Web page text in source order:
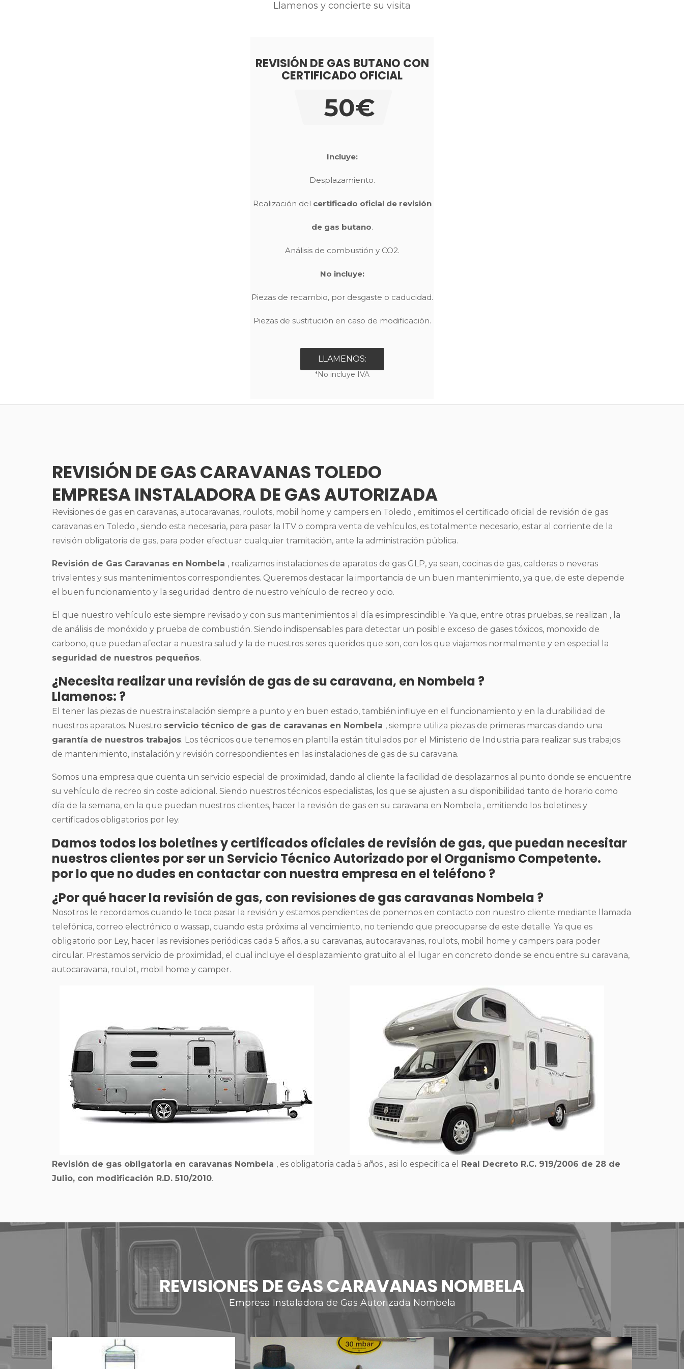
Llamenos y concierte su visita
REVISIÓN DE GAS BUTANO CON
CERTIFICADO OFICIAL
50€
Incluye:
Desplazamiento.
Realización del certificado oficial de revisión
de gas butano.
Análisis de combustión y CO2.
No incluye:
Piezas de recambio, por desgaste o caducidad.
Piezas de sustitución en caso de modificación.
LLAMENOS:
*No incluye IVA
REVISIÓN DE GAS CARAVANAS TOLEDO
EMPRESA INSTALADORA DE GAS AUTORIZADA
Revisiones de gas en caravanas, autocaravanas, roulots, mobil home y campers en Toledo , emitimos el certificado oficial de revisión de gas
caravanas en Toledo , siendo esta necesaria, para pasar la ITV o compra venta de vehículos, es totalmente necesario, estar al corriente de la
revisión obligatoria de gas, para poder efectuar cualquier tramitación, ante la administración pública.
Revisión de Gas Caravanas en Nombela , realizamos instalaciones de aparatos de gas GLP, ya sean, cocinas de gas, calderas o neveras
trivalentes y sus mantenimientos correspondientes. Queremos destacar la importancia de un buen mantenimiento, ya que, de este depende
el buen funcionamiento y la seguridad dentro de nuestro vehículo de recreo y ocio.
El que nuestro vehículo este siempre revisado y con sus mantenimientos al día es imprescindible. Ya que, entre otras pruebas, se realizan , la
de análisis de monóxido y prueba de combustión. Siendo indispensables para detectar un posible exceso de gases tóxicos, monoxido de
carbono, que puedan afectar a nuestra salud y la de nuestros seres queridos que son, con los que viajamos normalmente y en especial la
seguridad de nuestros pequeños.
¿Necesita realizar una revisión de gas de su caravana, en Nombela ?
Llamenos: ?
El tener las piezas de nuestra instalación siempre a punto y en buen estado, también influye en el funcionamiento y en la durabilidad de
nuestros aparatos. Nuestro servicio técnico de gas de caravanas en Nombela , siempre utiliza piezas de primeras marcas dando una
garantía de nuestros trabajos. Los técnicos que tenemos en plantilla están titulados por el Ministerio de Industria para realizar sus trabajos
de mantenimiento, instalación y revisión correspondientes en las instalaciones de gas de su caravana.
Somos una empresa que cuenta un servicio especial de proximidad, dando al cliente la facilidad de desplazarnos al punto donde se encuentre
su vehículo de recreo sin coste adicional. Siendo nuestros técnicos especialistas, los que se ajusten a su disponibilidad tanto de horario como
día de la semana, en la que puedan nuestros clientes, hacer la revisión de gas en su caravana en Nombela , emitiendo los boletines y
certificados obligatorios por ley.
Damos todos los boletines y certificados oficiales de revisión de gas, que puedan necesitar
nuestros clientes por ser un Servicio Técnico Autorizado por el Organismo Competente.
por lo que no dudes en contactar con nuestra empresa en el teléfono ?
¿Por qué hacer la revisión de gas, con revisiones de gas caravanas Nombela ?
Nosotros le recordamos cuando le toca pasar la revisión y estamos pendientes de ponernos en contacto con nuestro cliente mediante llamada
telefónica, correo electrónico o wassap, cuando esta próxima al vencimiento, no teniendo que preocuparse de este detalle. Ya que es
obligatorio por Ley, hacer las revisiones periódicas cada 5 años, a su caravanas, autocaravanas, roulots, mobil home y campers para poder
circular. Prestamos servicio de proximidad, el cual incluye el desplazamiento gratuito al el lugar en concreto donde se encuentre su caravana,
autocaravana, roulot, mobil home y camper.
Revisión de gas obligatoria en caravanas Nombela , es obligatoria cada 5 años , asi lo especifica el Real Decreto R.C. 919/2006 de 28 de
Julio, con modificación R.D. 510/2010.
REVISIONES DE GAS CARAVANAS NOMBELA
Empresa Instaladora de Gas Autorizada Nombela